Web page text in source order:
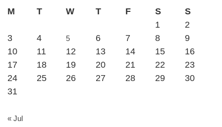
M
T W T F S
S
1
2
3
4 5 6 7 8
9
10
11 12 13 14 15
16
17
18 19 20 21 22
23
24
25 26 27 28 29
30
31
« Jul